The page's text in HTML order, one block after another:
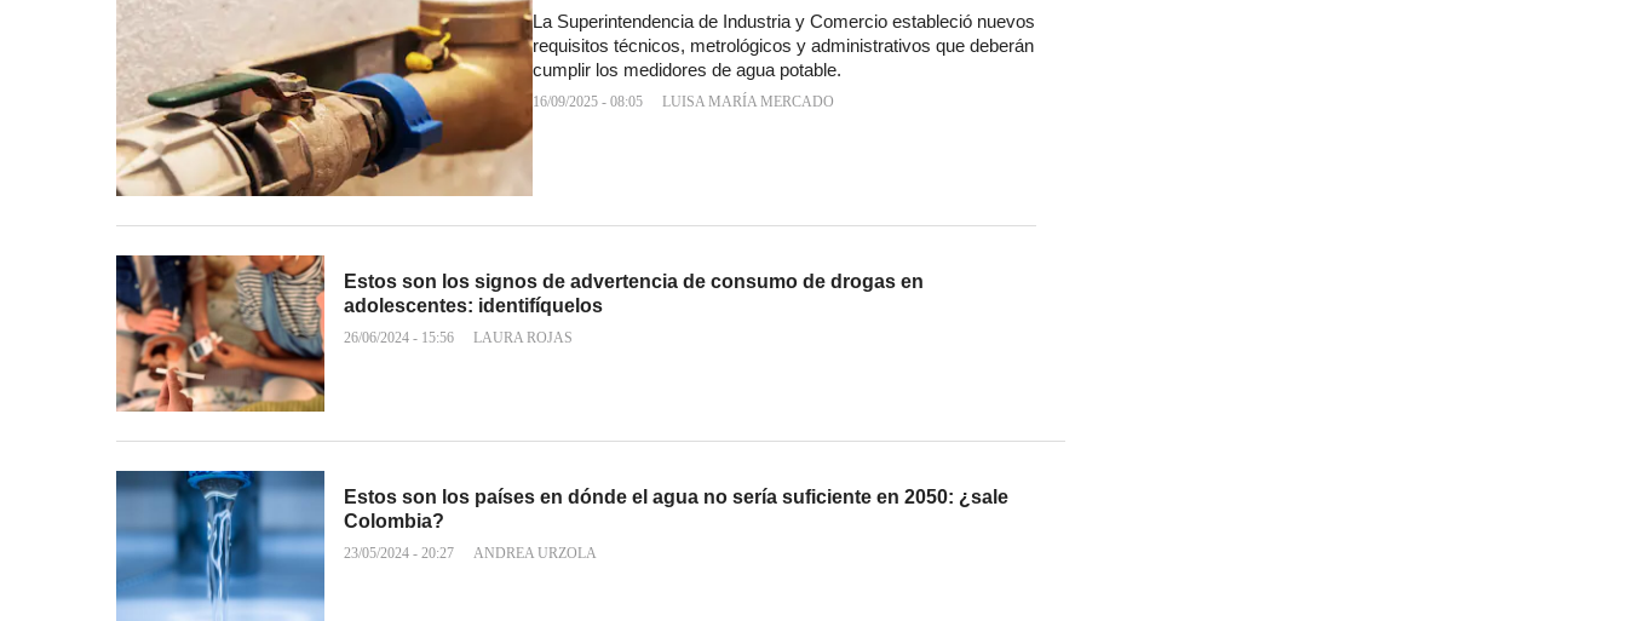
La Superintendencia de Industria y Comercio estableció nuevos
requisitos técnicos, metrológicos y administrativos que deberán
cumplir los medidores de agua potable.
16/09/2025 - 08:05 LUISA MARÍA MERCADO
Estos son los signos de advertencia de consumo de drogas en
adolescentes: identifíquelos
26/06/2024 - 15:56 LAURA ROJAS
Estos son los países en dónde el agua no sería suficiente en 2050: ¿sale
Colombia?
23/05/2024 - 20:27 ANDREA URZOLA